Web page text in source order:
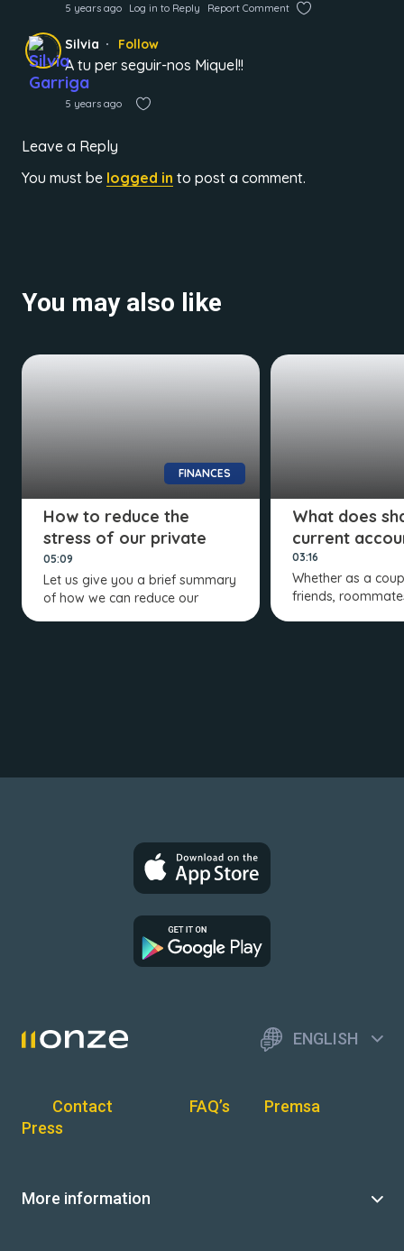
5 years ago Log in to Reply Report Comment
Silvia Follow
A tu per seguir-nos Miquel!!
5 years ago
Leave a Reply
You must be logged in to post a comment.
You may also like
FINANCES
How to reduce the
stress of our private
finances
05:09
Let us give you a brief summary
of how we can reduce our
What does
current
03:16
Whether as a
friends,
ENGLISH
Contact FAQ’s
Premsa
Press
More information